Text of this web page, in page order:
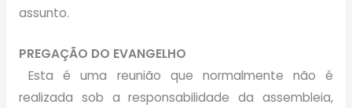
assunto.
PREGAÇÃO DO EVANGELHO
Esta é uma reunião que normalmente não é
realizada sob a responsabilidade da assembleia,